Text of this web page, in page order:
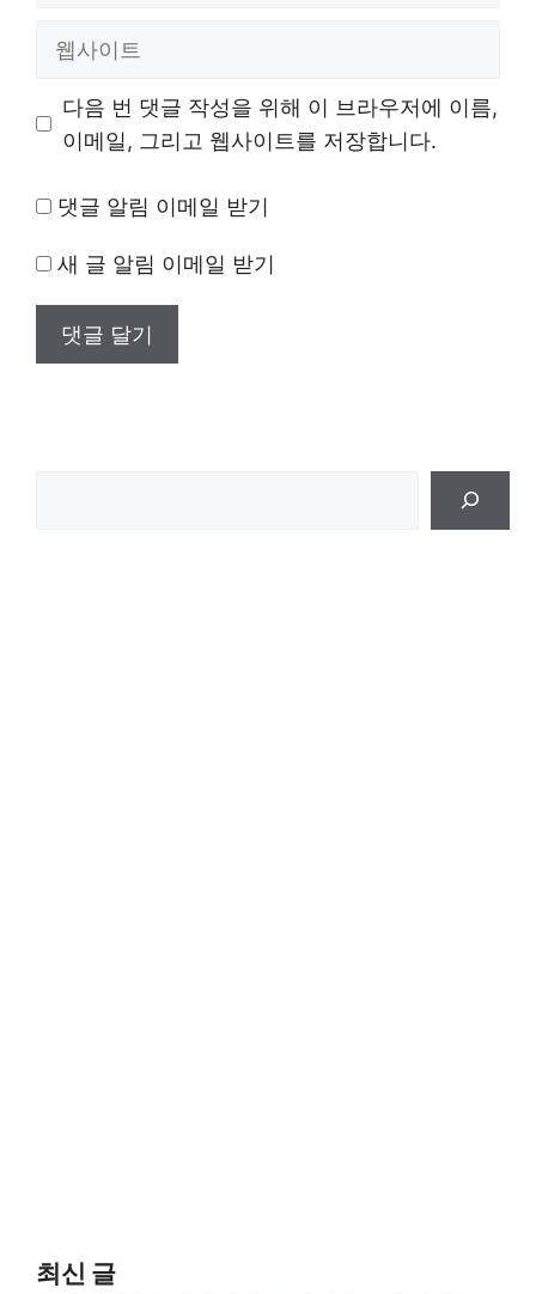
트
다음 번 댓글 작성을 위해 이 브라우저에 이름,
이메일, 그리고 웹사이트를 저장합니다.
댓글 알림 이메일 받기
새 글 알림 이메일 받기
최신 글